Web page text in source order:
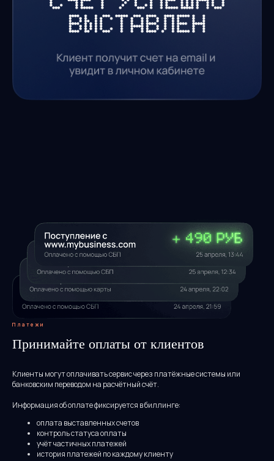
Платежи
Принимайте оплаты от клиентов
Клиенты могут оплачивать сервис через платёжные системы или
банковским переводом на расчётный счёт.
Информация об оплате фиксируется в биллинге:
оплата выставленных счетов
контроль статуса оплаты
учёт частичных платежей
история платежей по каждому клиенту
потреблению в SaaS:
пошаговое руководство
Показываем, как подготовить
продукт к тарификации по
использованию и избежать
типичных ошибок при запуске.
Узнайте больше о
AI-сервисов